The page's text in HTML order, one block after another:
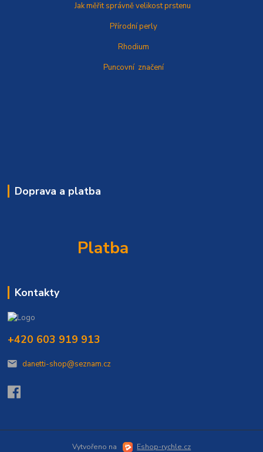
Jak měřit správněvelikost prstenu
Přírodní perly
Rhodium
Puncovní značení
Doprava a platba
Platba
Kontakty
+420 603 919 913
danetti-shop@seznam.cz
Vytvořeno na Eshop-rychle.cz